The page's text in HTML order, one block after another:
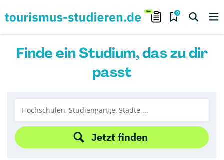
0
Finde ein Studium, das zu dir
passt
Jetzt finden